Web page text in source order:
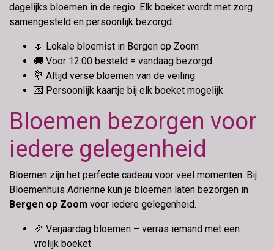
dagelijks bloemen in de regio. Elk boeket wordt met zorg
samengesteld en persoonlijk bezorgd.
🌷 Lokale bloemist in Bergen op Zoom
🚚 Voor 12:00 besteld = vandaag bezorgd
💐 Altijd verse bloemen van de veiling
💌 Persoonlijk kaartje bij elk boeket mogelijk
Bloemen bezorgen voor
iedere gelegenheid
Bloemen zijn het perfecte cadeau voor veel momenten. Bij
Bloemenhuis Adriënne kun je bloemen laten bezorgen in
Bergen op Zoom voor iedere gelegenheid.
🎉 Verjaardag bloemen – verras iemand met een
vrolijk boeket